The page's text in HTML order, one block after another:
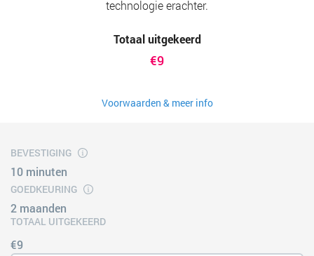
technologie erachter.
Totaal uitgekeerd
€9
Voorwaarden & meer info
BEVESTIGING
10 minuten
GOEDKEURING
2 maanden
TOTAAL UITGEKEERD
€9